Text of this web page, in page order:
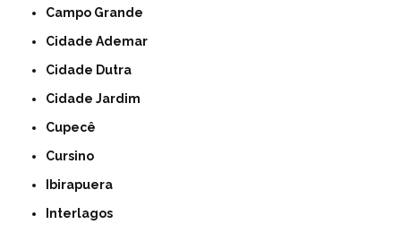
Campo Grande
Cidade Ademar
Cidade Dutra
Cidade Jardim
Cupecê
Cursino
Ibirapuera
Interlagos